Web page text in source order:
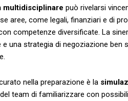
multidisciplinare può rivelarsi
aree, come legali, ‍finanziari e di
competenze⁤ diversificate. La
una strategia⁣ di negoziazione ben
⁢nella preparazione è la
team di familiarizzare con‍